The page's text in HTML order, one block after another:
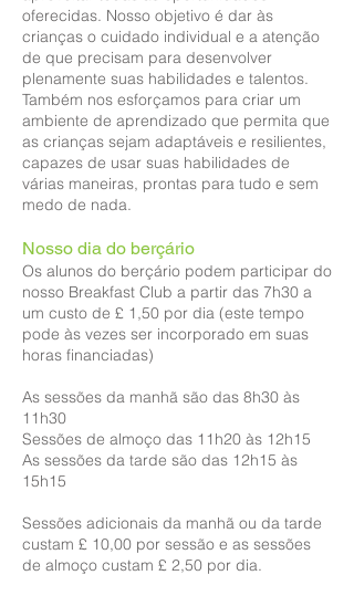
oferecidas. Nosso objetivo é dar às
crianças o cuidado individual e a atenção
de que precisam para desenvolver
plenamente suas habilidades e talentos.
Também nos esforçamos para criar um
ambiente de aprendizado que permita que
as crianças sejam adaptáveis e resilientes,
capazes de usar suas habilidades de
várias maneiras, prontas para tudo e sem
medo de nada.
Nosso dia do berçário
Os alunos do berçário podem participar do
nosso Breakfast Club a partir das 7h30 a
um custo de £ 1,50 por dia (este tempo
pode às vezes ser incorporado em suas
horas financiadas)
As sessões da manhã são das 8h30 às
11h30
Sessões de almoço das 11h20 às 12h15
As sessões da tarde são das 12h15 às
15h15
Sessões adicionais da manhã ou da tarde
custam £ 10,00 por sessão e as sessões
de almoço custam £ 2,50 por dia.